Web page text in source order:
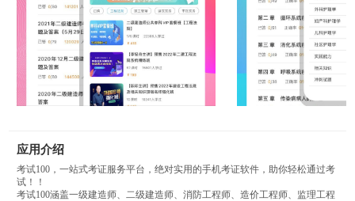
应用介绍
考试100，一站式考证服务平台，绝对实用的手机考证软件，助你轻松通过考
试！！
考试100涵盖一级建造师、二级建造师、消防工程师、造价工程师、监理工程